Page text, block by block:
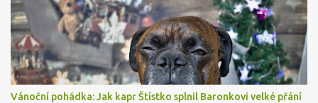
Vánoční pohádka: Jak kapr Štístko splnil Baronkovi velké přání